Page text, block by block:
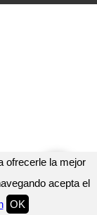
ofrecerle la mejor
acepta el
OK